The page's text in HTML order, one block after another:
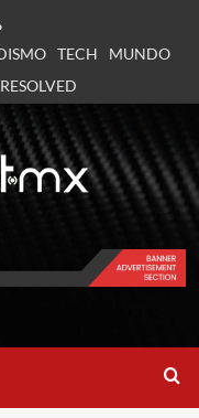
TECH
MUNDO